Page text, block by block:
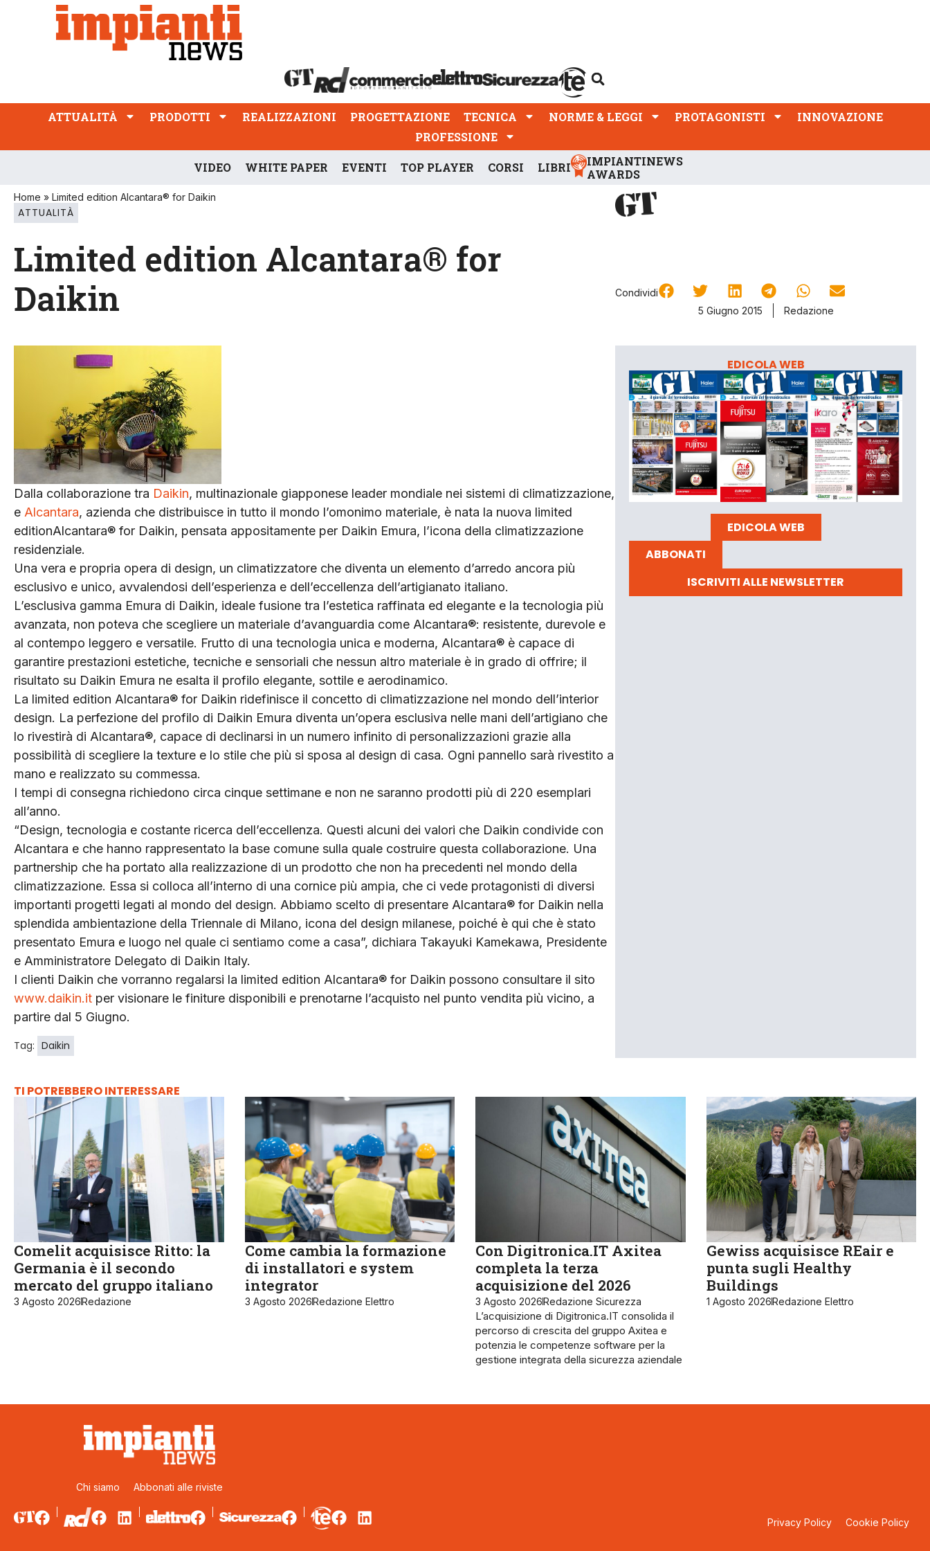
ATTUALITÀ PRODOTTI REALIZZAZIONI
PROFESSIONE
ATTUALITÀ PRODOTTI REALIZZAZIONI PROGETTAZIONE TECNICA NORME & LEGGI PROTAGONISTI
INNOVAZIONE
PROFESSIONE
VIDEO WHITE PAPER EVENTI TOP PLAYER CORSI LIBRI
IMPIANTINEWS
AWARDS
Home » Limited edition Alcantara® for Daikin
ATTUALITÀ
Limited edition Alcantara® for
Daikin
Condividi
5 Giugno 2015
Redazione
Dalla collaborazione tra Daikin, multinazionale giapponese leader mondiale nei sistemi di climatizzazione,
e Alcantara, azienda che distribuisce in tutto il mondo l’omonimo materiale, è nata la nuova limited
editionAlcantara® for Daikin, pensata appositamente per Daikin Emura, l’icona della climatizzazione
residenziale.
Una vera e propria opera di design, un climatizzatore che diventa un elemento d’arredo ancora più
esclusivo e unico, avvalendosi dell’esperienza e dell’eccellenza dell’artigianato italiano.
L’esclusiva gamma Emura di Daikin, ideale fusione tra l’estetica raffinata ed elegante e la tecnologia più
avanzata, non poteva che scegliere un materiale d’avanguardia come Alcantara®: resistente, durevole e
al contempo leggero e versatile. Frutto di una tecnologia unica e moderna, Alcantara® è capace di
garantire prestazioni estetiche, tecniche e sensoriali che nessun altro materiale è in grado di offrire; il
risultato su Daikin Emura ne esalta il profilo elegante, sottile e aerodinamico.
La limited edition Alcantara® for Daikin ridefinisce il concetto di climatizzazione nel mondo dell’interior
design. La perfezione del profilo di Daikin Emura diventa un’opera esclusiva nelle mani dell’artigiano che
lo rivestirà di Alcantara®, capace di declinarsi in un numero infinito di personalizzazioni grazie alla
possibilità di scegliere la texture e lo stile che più si sposa al design di casa. Ogni pannello sarà rivestito a
mano e realizzato su commessa.
I tempi di consegna richiedono circa cinque settimane e non ne saranno prodotti più di 220 esemplari
all’anno.
“Design, tecnologia e costante ricerca dell’eccellenza. Questi alcuni dei valori che Daikin condivide con
Alcantara e che hanno rappresentato la base comune sulla quale costruire questa collaborazione. Una
partnership che ha portato alla realizzazione di un prodotto che non ha precedenti nel mondo della
climatizzazione. Essa si colloca all’interno di una cornice più ampia, che ci vede protagonisti di diversi
importanti progetti legati al mondo del design. Abbiamo scelto di presentare Alcantara® for Daikin nella
splendida ambientazione della Triennale di Milano, icona del design milanese, poiché è qui che è stato
presentato Emura e luogo nel quale ci sentiamo come a casa”, dichiara Takayuki Kamekawa, Presidente
e Amministratore Delegato di Daikin Italy.
I clienti Daikin che vorranno regalarsi la limited edition Alcantara® for Daikin possono consultare il sito
www.daikin.it per visionare le finiture disponibili e prenotarne l’acquisto nel punto vendita più vicino, a
partire dal 5 Giugno.
Tag: Daikin
EDICOLA WEB
EDICOLA WEB
ABBONATI
ISCRIVITI ALLE NEWSLETTER
TI POTREBBERO INTERESSARE
Comelit acquisisce Ritto: la
Germania è il secondo
mercato del gruppo italiano
3 Agosto 2026Redazione
Come cambia la formazione
di installatori e system
integrator
3 Agosto 2026Redazione Elettro
Con Digitronica.IT Axitea
completa la terza
acquisizione del 2026
3 Agosto 2026Redazione Sicurezza
L’acquisizione di Digitronica.IT consolida il
percorso di crescita del gruppo Axitea e
potenzia le competenze software per la
gestione integrata della sicurezza aziendale
Gewiss acquisisce REair e
punta sugli Healthy
Buildings
1 Agosto 2026Redazione Elettro
Chi siamo Abbonati alle riviste
Privacy Policy Cookie Policy